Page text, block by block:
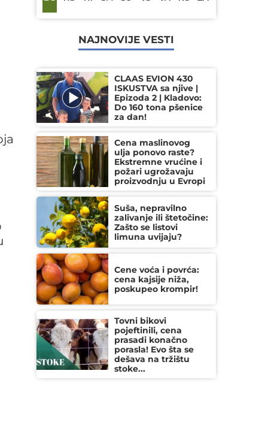
NAJNOVIJE VESTI
CLAAS EVION 430
ISKUSTVA sa njive |
Epizoda 2 | Kladovo:
Do 160 tona pšenice
za dan!
Cena maslinovog
ulja ponovo raste?
Ekstremne vrućine i
požari ugrožavaju
proizvodnju u Evropi
Suša, nepravilno
zalivanje ili štetočine:
Zašto se listovi
limuna uvijaju?
Cene voća i povrća:
cena kajsije niža,
poskupeo krompir!
Tovni bikovi
pojeftinili, cena
prasadi konačno
porasla! Evo šta se
dešava na tržištu
stoke...